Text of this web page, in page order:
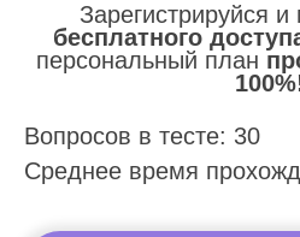
Зарегистрируйся и
бесплатного
персональный план
Вопросов в тесте: 30
Среднее время